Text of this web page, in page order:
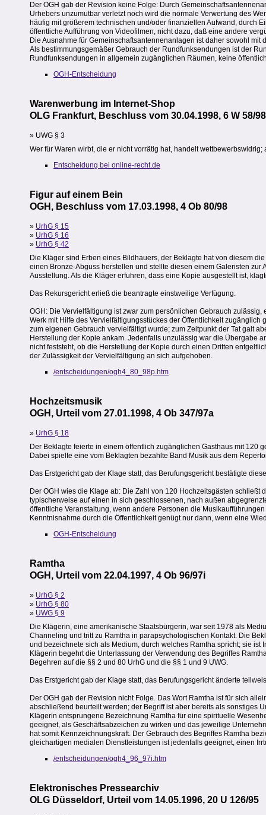
Der OGH gab der Revision keine Folge: Durch
Urhebers unzumutbar verletzt noch wird die normale Verwertung des
häufig mit größerem technischen und/oder finanziellen Aufwand, durch
öffentliche Aufführung von Videofilmen, nicht dazu, daß eine andere
Die Ausnahme für Gemeinschaftsantennenanlagen ist daher sowohl
Als bestimmungsgemäßer Gebrauch der Rundfunksendungen ist der
Rundfunksendungen in allgemein zugänglichen Räumen, keine
OGH-Entscheidung
Warenwerbung im Internet-Shop
OLG Frankfurt, Beschluss vom 30.04.1998, 6 W 58/98
» UWG § 3
Wer für Waren wirbt, die er nicht vorrätig hat, handelt
Entscheidung bei online-recht.de
Figur auf einem Bein
OGH, Beschluss vom 17.03.1998, 4 Ob 80/98
» UrhG § 15
» UrhG § 16
» UrhG § 42
Die Kläger sind Erben eines Bildhauers, der Beklagte hat von diesem
einen Bronze-Abguss herstellen und stellte diesen einem Galeristen
Ausstellung. Als die Kläger erfuhren, dass eine Kopie ausgestellt ist,
Das Rekursgericht erließ die beantragte einstweilige Verfügung.
OGH: Die Vervielfältigung ist zwar zum persönlichen Gebrauch
Werk mit Hilfe des Vervielfältigungsstückes der Öffentlichkeit
zum eigenen Gebrauch vervielfältigt wurde; zum Zeitpunkt der Tat galt
Herstellung der Kopie ankam. Jedenfalls unzulässig war die Übergabe
nicht feststeht, ob die Herstellung der Kopie durch einen Dritten
der Zulässigkeit der Vervielfältigung an sich aufgehoben.
/entscheidungen/ogh4_80_98p.htm
Hochzeitsmusik
OGH, Urteil vom 27.01.1998, 4 Ob 347/97a
» UrhG § 18
Der Beklagte feierte in einem öffentlich zugänglichen Gasthaus mit 120
Dabei spielte eine vom Beklagten bezahlte Band Musik aus dem
Das Erstgericht gab der Klage statt, das Berufungsgericht bestätigte
Der OGH wies die Klage ab: Die Zahl von 120 Hochzeitsgästen
typischerweise auf einen in sich geschlossenen, nach außen
öffentliche Veranstaltung, wenn andere Personen die
Kenntnisnahme durch die Öffentlichkeit genügt nur dann, wenn eine
OGH-Entscheidung
Ramtha
OGH, Urteil vom 22.04.1997, 4 Ob 96/97i
» UrhG § 2
» UrhG § 80
» UWG § 9
Die Klägerin, eine amerikanische Staatsbürgerin, war seit 1978 als
Channeling und tritt zu Ramtha in parapsychologischen Kontakt. Die
und bezeichnete sich als Medium, durch welches Ramtha spricht; sie
Klägerin begehrt die Unterlassung der Verwendung des Begriffes
Begehren auf die §§ 2 und 80 UrhG und die §§ 1 und 9 UWG.
Das Erstgericht gab der Klage statt, das Berufungsgericht änderte
Der OGH gab der Revision nicht Folge. Das Wort Ramtha ist für sich
abschließend beurteilt werden; der Begriff ist aber bereits als sonstiges
Klägerin entsprungene Bezeichnung Ramtha für eine spirituelle
geeignet, als Geschäftsabzeichen zu wirken und das jeweilige
hat somit Kennzeichnungskraft. Der Gebrauch des Begriffes Ramtha
gleichartigen medialen Dienstleistungen ist jedenfalls geeignet, einen
/entscheidungen/ogh4_96_97i.htm
Elektronisches Pressearchiv
OLG Düsseldorf, Urteil vom 14.05.1996, 20 U 126/95